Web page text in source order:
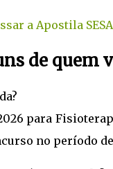
a Apostila
de quem
para
no período